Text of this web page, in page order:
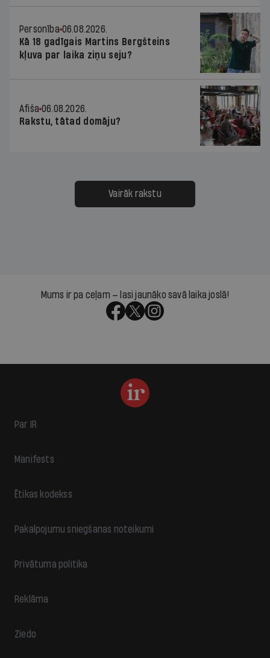
Personība 06.08.2026.
Kā 18 gadīgais Martins Bergšteins
kļuva par laika ziņu seju?
Afiša 06.08.2026.
Rakstu, tātad domāju?
Vairāk rakstu
Mums ir pa ceļam — lasi jaunāko savā laika joslā!
Par IR
Manifests
Ētikas kodekss
Pakalpojumu sniegšanas noteikumi
Privātuma politika
Reklāma
Ziedo